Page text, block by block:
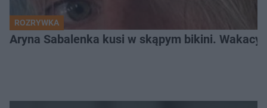
ROZRYWKA
Aryna Sabalenka kusi w skąpym bikini.